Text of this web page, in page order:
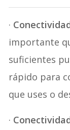
·
importante
suficientes
rápido para
que uses o
·